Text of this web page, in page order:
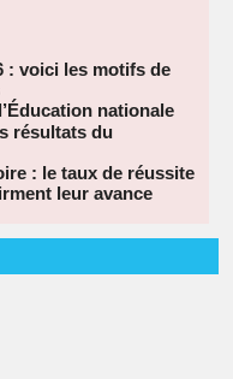
: voici les motifs de
nationale
résultats du
: le taux de réussite
leur avance